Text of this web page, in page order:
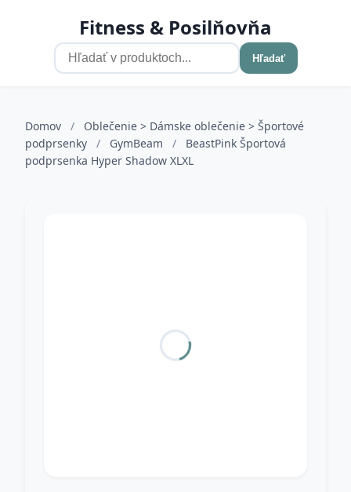
Fitness & Posilňovňa
Hľadať
Domov /
Oblečenie > Dámske oblečenie > Športové
podprsenky
/ GymBeam /
BeastPink Športová
podprsenka Hyper Shadow XLXL